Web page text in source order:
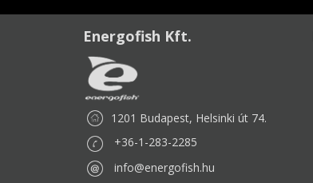
Energofish Kft.
1201 Budapest, Helsinki út 74.
+36-1-283-2285
info@energofish.hu